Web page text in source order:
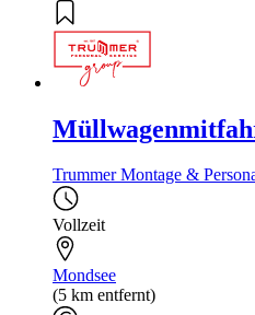
Trummer Montage &
Vollzeit
Mondsee
(5 km entfernt)